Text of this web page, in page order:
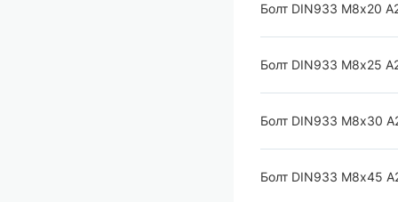
Болт DIN933 М8х20
Болт DIN933 М8х25
Болт DIN933 М8х30
Болт DIN933 М8х45